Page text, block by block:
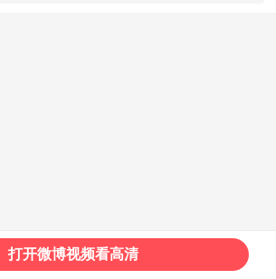
打开微博视频看高清